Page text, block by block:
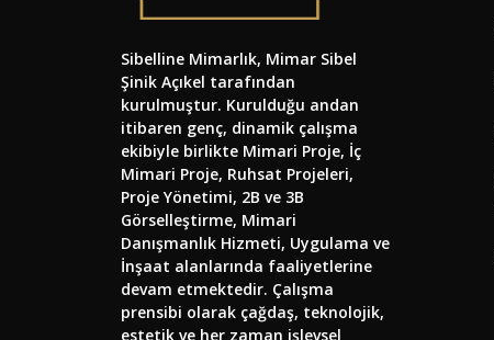
Sibelline Mimarlık, Mimar Sibel
Şinik Açıkel tarafından
kurulmuştur. Kurulduğu andan
itibaren genç, dinamik çalışma
ekibiyle birlikte Mimari Proje, İç
Mimari Proje, Ruhsat Projeleri,
Proje Yönetimi, 2B ve 3B
Görselleştirme, Mimari
Danışmanlık Hizmeti, Uygulama ve
İnşaat alanlarında faaliyetlerine
devam etmektedir. Çalışma
prensibi olarak çağdaş, teknolojik,
estetik ve her zaman işlevsel